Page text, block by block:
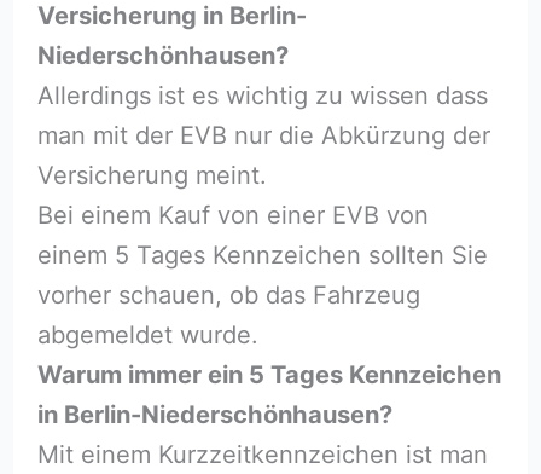
Versicherung in Berlin-
Niederschönhausen?
Allerdings ist es wichtig zu wissen dass
man mit der EVB nur die Abkürzung der
Versicherung meint.
Bei einem Kauf von einer EVB von
einem 5 Tages Kennzeichen sollten Sie
vorher schauen, ob das Fahrzeug
abgemeldet wurde.
Warum immer ein 5 Tages Kennzeichen
in Berlin-Niederschönhausen?
Mit einem Kurzzeitkennzeichen ist man